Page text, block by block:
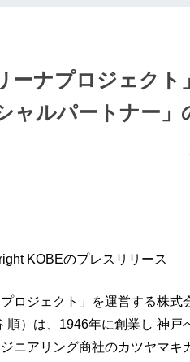
ーナプロジェク
ャルパートナー
KOBEのプレスリリース
プロジェクト」を運営する株
順）は、1946年に創業し 神
ニアリング商社のカツヤマ